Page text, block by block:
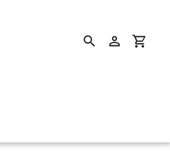
SuchenEinloggen